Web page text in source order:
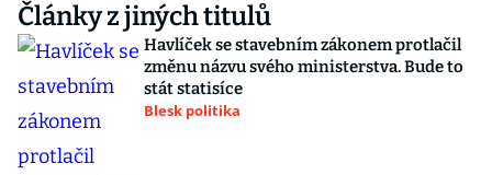
Články z jiných titulů
Havlíček se stavebním zákonem protlačil
změnu názvu svého ministerstva. Bude to
stát statisíce
Blesk politika